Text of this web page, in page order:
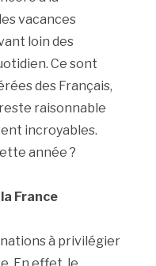
vacances
loin des
Ce sont
des Français,
raisonnable
incroyables.
année ?
France
à privilégier